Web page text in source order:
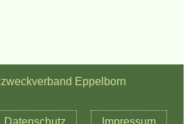
Eppelborn
Impressum
Datenschutz